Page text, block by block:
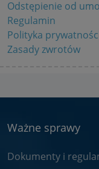
Odstępienie od
Regulamin
Polityka
Zasady zwrotów
Ważne sprawy
Dokumenty i